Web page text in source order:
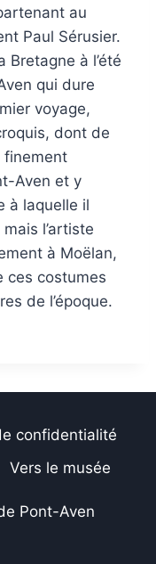
au
Paul Sérusier.
Bretagne à l’été
qui dure
voyage,
dont de
finement
Aven et y
à laquelle il
l’artiste
à Moëlan,
ces costumes
de l’époque.
confidentialité
Vers le musée
Pont-Aven